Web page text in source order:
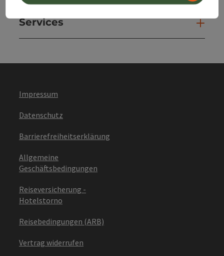
Services
Impressum
Datenschutz
Barrierefreiheitserklärung
Allgemeine
Geschäftsbedingungen
Reiseversicherung -
Hotelstorno
Reisebedingungen (ARB)
Vertrag widerrufen